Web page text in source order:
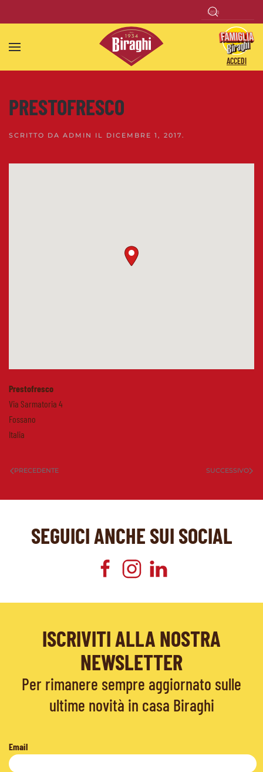
Skip to main content
ACCEDI
PRESTOFRESCO
SCRITTO DA ADMIN IL DICEMBRE 1, 2017.
Prestofresco
Via Sarmatoria 4
Fossano
Italia
PRECEDENTE SUCCESSIVO
SEGUICI ANCHE SUI SOCIAL
ISCRIVITI ALLA NOSTRA
NEWSLETTER
Per rimanere sempre aggiornato sulle
ultime novità in casa Biraghi
Email